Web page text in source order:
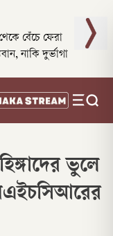
বেঁচে ফেরা
নাকি দুর্ভাগা
ভুলে